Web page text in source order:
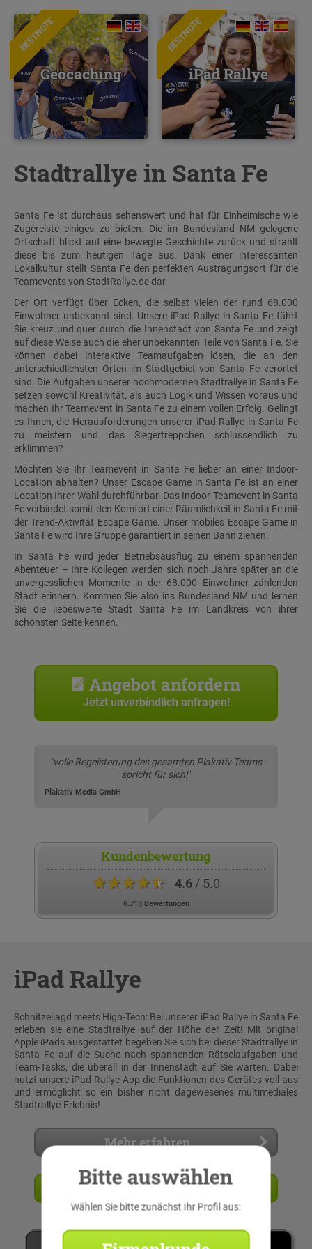
BESTNOTE
Geocaching
BESTNOTE
iPad Rallye
Stadtrallye in Santa Fe
Santa Fe ist durchaus sehenswert und hat für Einheimische wie
Zugereiste einiges zu bieten. Die im Bundesland NM gelegene
Ortschaft blickt auf eine bewegte Geschichte zurück und strahlt
diese bis zum heutigen Tage aus. Dank einer interessanten
Lokalkultur stellt Santa Fe den perfekten Austragungsort für die
Teamevents von StadtRallye.de dar.
Der Ort verfügt über Ecken, die selbst vielen der rund 68.000
Einwohner unbekannt sind. Unsere iPad Rallye in Santa Fe führt
Sie kreuz und quer durch die Innenstadt von Santa Fe und zeigt
auf diese Weise auch die eher unbekannten Teile von Santa Fe. Sie
können dabei interaktive Teamaufgaben lösen, die an den
unterschiedlichsten Orten im Stadtgebiet von Santa Fe verortet
sind. Die Aufgaben unserer hochmodernen Stadtrallye in Santa Fe
setzen sowohl Kreativität, als auch Logik und Wissen voraus und
machen Ihr Teamevent in Santa Fe zu einem vollen Erfolg. Gelingt
es Ihnen, die Herausforderungen unserer iPad Rallye in Santa Fe
zu meistern und das Siegertreppchen schlussendlich zu
erklimmen?
Möchten Sie Ihr Teamevent in Santa Fe lieber an einer Indoor-
Location abhalten? Unser Escape Game in Santa Fe ist an einer
Location Ihrer Wahl durchführbar. Das Indoor Teamevent in Santa
Fe verbindet somit den Komfort einer Räumlichkeit in Santa Fe mit
der Trend-Aktivität Escape Game. Unser mobiles Escape Game in
Santa Fe wird Ihre Gruppe garantiert in seinen Bann ziehen.
In Santa Fe wird jeder Betriebsausflug zu einem spannenden
Abenteuer – Ihre Kollegen werden sich noch Jahre später an die
unvergesslichen Momente in der 68.000 Einwohner zählenden
Stadt erinnern. Kommen Sie also ins Bundesland NM und lernen
Sie die liebeswerte Stadt Santa Fe im Landkreis von ihrer
schönsten Seite kennen.
Angebot anfordern
Jetzt unverbindlich anfragen!
"volle Begeisterung des gesamten Plakativ Teams
spricht für sich!"
Plakativ Media GmbH
Kundenbewertung
★★★★★ 4.6/ 5.0
6.713 Bewertungen
iPad Rallye
Schnitzeljagd meets High-Tech: Bei unserer iPad Rallye in Santa Fe
erleben sie eine Stadtrallye auf der Höhe der Zeit! Mit original
Apple iPads ausgestattet begeben Sie sich bei dieser Stadtrallye in
Santa Fe auf die Suche nach spannenden Rätselaufgaben und
Team-Tasks, die überall in der Innenstadt auf Sie warten. Dabei
nutzt unsere iPad Rallye App die Funktionen des Gerätes voll aus
und ermöglicht so ein bisher nicht dagewesenes multimediales
Stadtrallye-Erlebnis!
Mehr erfahren
Angebot anfordern
Bitte auswählen
Wählen Sie bitte zunächst Ihr Profil aus: